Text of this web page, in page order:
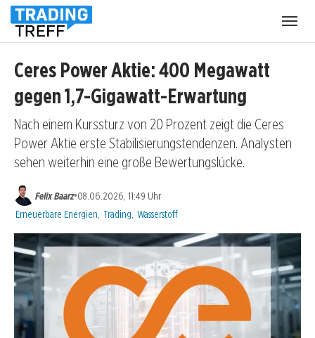
Ceres Power Aktie: 400 Megawatt
gegen 1,7-Gigawatt-Erwartung
Nach einem Kurssturz von 20 Prozent zeigt die Ceres
Power Aktie erste Stabilisierungstendenzen. Analysten
sehen weiterhin eine große Bewertungslücke.
Felix Baarz•08.06.2026, 11:49 Uhr
Kategorien:
Erneuerbare Energien Trading Wasserstoff